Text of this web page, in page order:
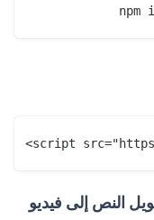
النص إلى فيديو